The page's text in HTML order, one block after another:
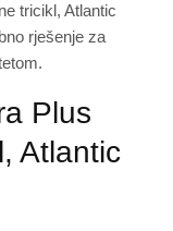
tricikl, Atlantic
rješenje za
Plus
Atlantic